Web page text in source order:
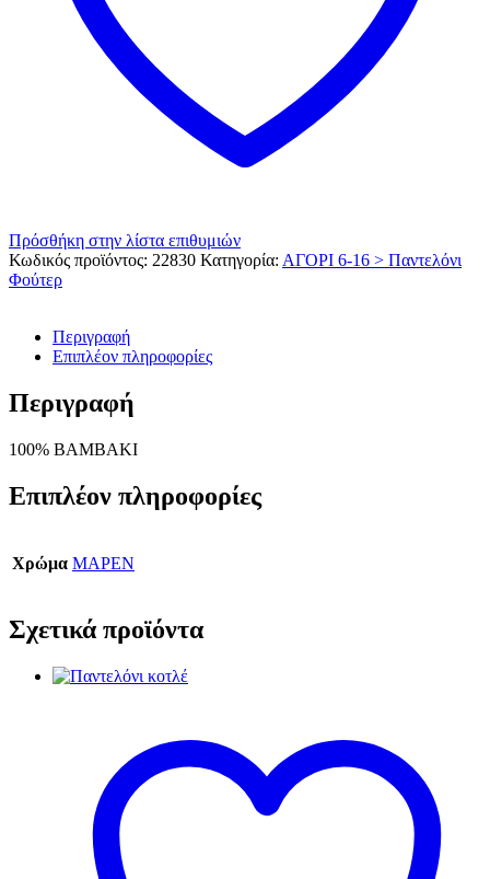
Πρόσθήκη στην λίστα επιθυμιών
Κωδικός προϊόντος: 22830 Κατηγορία: ΑΓΟΡΙ 6-16 > Παντελόνι
Φούτερ
Περιγραφή
Επιπλέον πληροφορίες
Περιγραφή
100% ΒΑΜΒΑΚΙ
Επιπλέον πληροφορίες
Χρώμα ΜΑΡΕΝ
Σχετικά προϊόντα